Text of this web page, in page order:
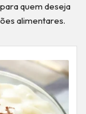
quem deseja
alimentares.